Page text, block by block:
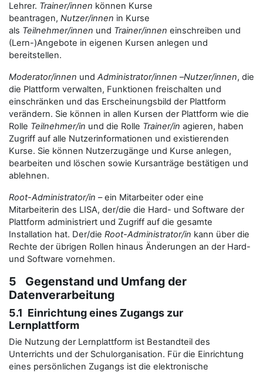
Lehrer. Trainer/innen können Kurse
beantragen, Nutzer/innen in Kurse
als Teilnehmer/innen und Trainer/innen einschreiben und
(Lern-)Angebote in eigenen Kursen anlegen und
bereitstellen.
Moderator/innen und Administrator/innen –Nutzer/innen, die
die Plattform verwalten, Funktionen freischalten und
einschränken und das Erscheinungsbild der Plattform
verändern. Sie können in allen Kursen der Plattform wie die
Rolle Teilnehmer/in und die Rolle Trainer/in agieren, haben
Zugriff auf alle Nutzerinformationen und existierenden
Kurse. Sie können Nutzerzugänge und Kurse anlegen,
bearbeiten und löschen sowie Kursanträge bestätigen und
ablehnen.
Root-Administrator/in – ein Mitarbeiter oder eine
Mitarbeiterin des LISA, der/die die Hard- und Software der
Plattform administriert und Zugriff auf die gesamte
Installation hat. Der/die Root-Administrator/in kann über die
Rechte der übrigen Rollen hinaus Änderungen an der Hard-
und Software vornehmen.
5 Gegenstand und Umfang der
Datenverarbeitung
5.1 Einrichtung eines Zugangs zur
Lernplattform
Die Nutzung der Lernplattform ist Bestandteil des
Unterrichts und der Schulorganisation. Für die Einrichtung
eines persönlichen Zugangs ist die elektronische